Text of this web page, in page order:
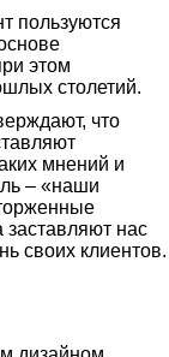
пользуются
этом
столетий.
что
мнений и
– «наши
заставляют нас
своих клиентов.